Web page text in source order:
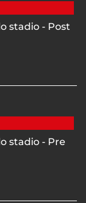
stadio - Post
stadio - Pre